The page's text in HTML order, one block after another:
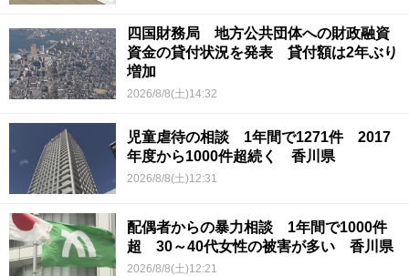
四国財務局 地方公共団体への財政融資
資金の貸付状況を発表 貸付額は2年ぶり
増加
2026/8/8(土)14:32
児童虐待の相談 1年間で1271件 2017
年度から1000件超続く 香川県
2026/8/8(土)12:31
配偶者からの暴力相談 1年間で1000件
超 30～40代女性の被害が多い 香川県
2026/8/8(土)12:21